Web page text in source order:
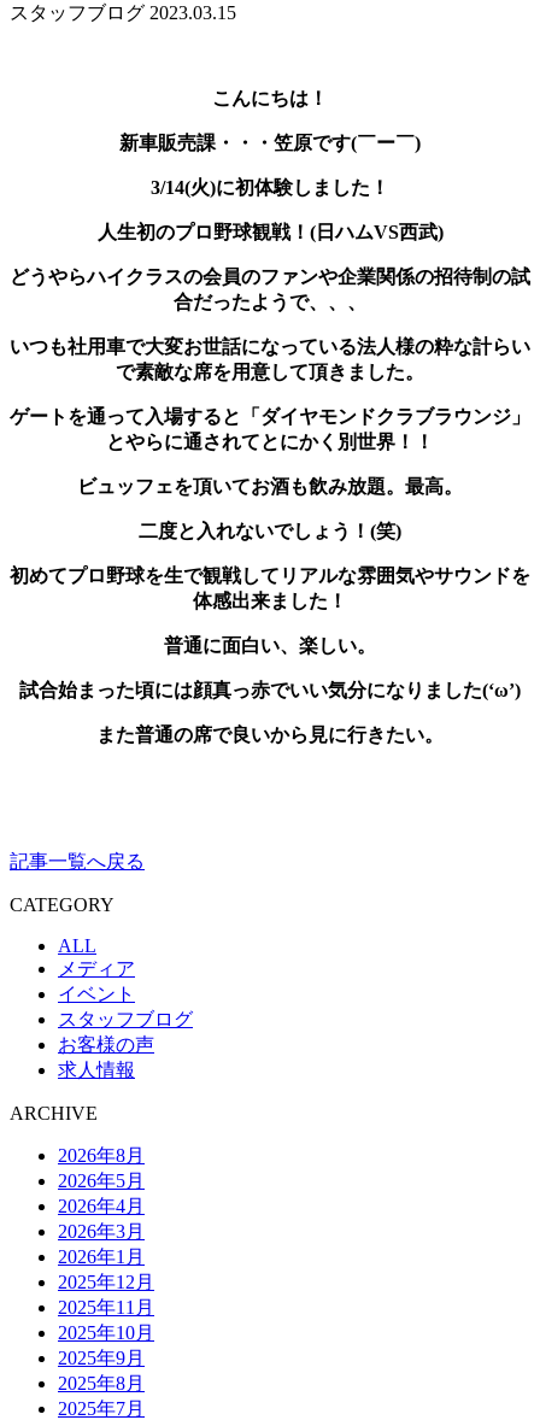
スタッフブログ 2023.03.15
こんにちは！
新車販売課・・・笠原です(￣ー￣)
3/14(火)に初体験しました！
人生初のプロ野球観戦！(日ハムVS西武)
どうやらハイクラスの会員のファンや企業関係の招待制の試
合だったようで、、、
いつも社用車で大変お世話になっている法人様の粋な計らい
で素敵な席を用意して頂きました。
ゲートを通って入場すると「ダイヤモンドクラブラウンジ」
とやらに通されてとにかく別世界！！
ビュッフェを頂いてお酒も飲み放題。最高。
二度と入れないでしょう！(笑)
初めてプロ野球を生で観戦してリアルな雰囲気やサウンドを
体感出来ました！
普通に面白い、楽しい。
試合始まった頃には顔真っ赤でいい気分になりました(‘ω’)
また普通の席で良いから見に行きたい。
記事一覧へ戻る
CATEGORY
ALL
メディア
イベント
スタッフブログ
お客様の声
求人情報
ARCHIVE
2026年8月
2026年5月
2026年4月
2026年3月
2026年1月
2025年12月
2025年11月
2025年10月
2025年9月
2025年8月
2025年7月